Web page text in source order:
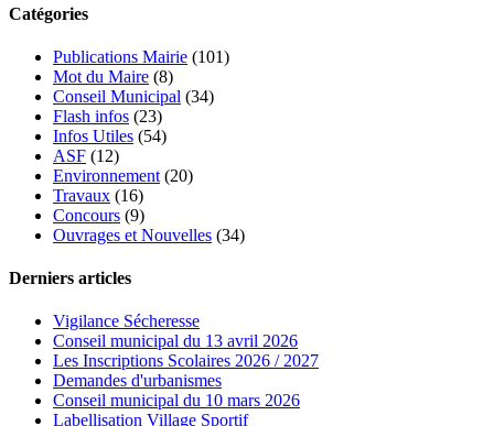
Catégories
Publications Mairie (101)
Mot du Maire (8)
Conseil Municipal (34)
Flash infos (23)
Infos Utiles (54)
ASF (12)
Environnement (20)
Travaux (16)
Concours (9)
Ouvrages et Nouvelles (34)
Derniers articles
Vigilance Sécheresse
Conseil municipal du 13 avril 2026
Les Inscriptions Scolaires 2026 / 2027
Demandes d'urbanismes
Conseil municipal du 10 mars 2026
Labellisation Village Sportif